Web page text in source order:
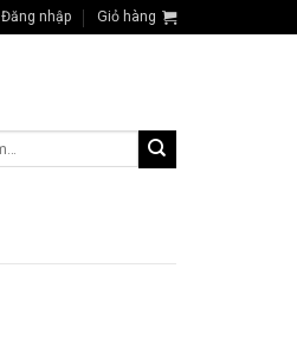
Đăng nhập Giỏ hàng